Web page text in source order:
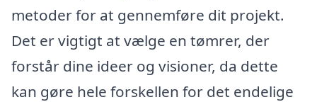
metoder for at gennemføre dit projekt.
Det er vigtigt at vælge en tømrer, der
forstår dine ideer og visioner, da dette
kan gøre hele forskellen for det endelige